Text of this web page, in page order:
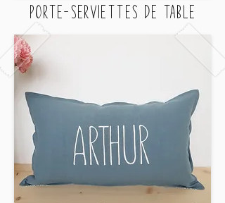
PORTE-SERVIETTES DE TABLE